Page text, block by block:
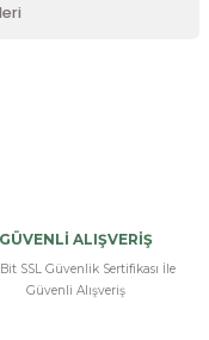
GÜVENLİ ALIŞVERİŞ
SSL Güvenlik Sertifikası İle
Güvenli Alışveriş